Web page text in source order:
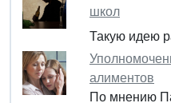
школ
Такую идею
алиментов
По мнению